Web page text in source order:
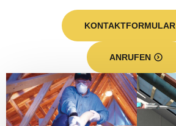
KONTAKTFORMULAR
ANRUFEN